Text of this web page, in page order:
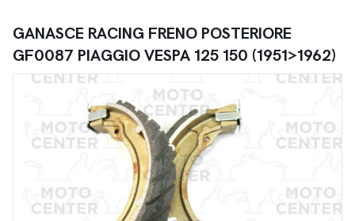
GANASCE RACING FRENO POSTERIORE
GF0087 PIAGGIO VESPA 125 150 (1951>1962)